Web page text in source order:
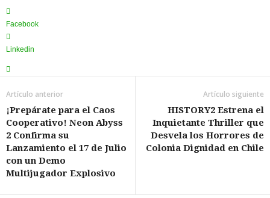
Facebook
Linkedin
Artículo anterior
¡Prepárate para el Caos
Cooperativo! Neon Abyss
2 Confirma su
Lanzamiento el 17 de Julio
con un Demo
Multijugador Explosivo
Artículo siguiente
HISTORY2 Estrena el
Inquietante Thriller que
Desvela los Horrores de
Colonia Dignidad en Chile